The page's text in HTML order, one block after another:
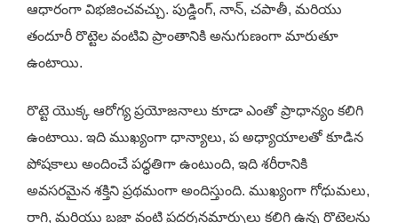
ఆధారంగా విభజించవచ్చు. పుడ్డింగ్, నాన్, చపాతీ, మరియు
తందూరీ రొట్టెల వంటివి ప్రాంతానికి అనుగుణంగా మారుతూ
ఉంటాయి.
రొట్టె యొక్క ఆరోగ్య ప్రయోజనాలు కూడా ఎంతో ప్రాధాన్యం కలిగి
ఉంటాయి. ఇది ముఖ్యంగా ధాన్యాలు, ప అధ్యాయాలతో కూడిన
పోషకాలు అందించే పధ్ధతిగా ఉంటుంది, ఇది శరీరానికి
అవసరమైన శక్తిని ప్రథమంగా అందిస్తుంది. ముఖ్యంగా గోధుమలు,
రాగి, మరియు బజ్రా వంటి ప్రదర్శనమార్పులు కలిగి ఉన్న రొట్టెలను